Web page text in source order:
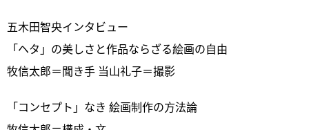
五木田智央インタビュー
「ヘタ」の美しさと作品ならざる絵画の自由
牧信太郎＝聞き手 当山礼子＝撮影
「コンセプト」なき 絵画制作の方法論